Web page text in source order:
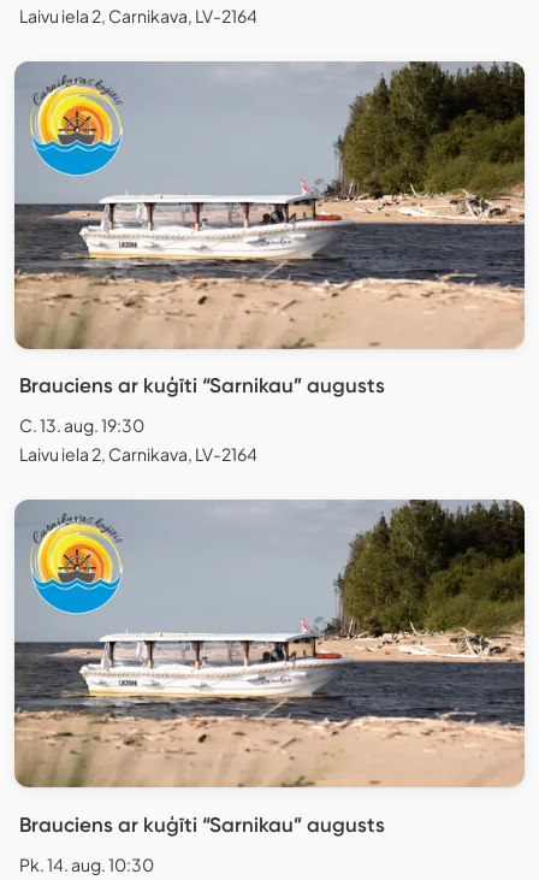
Laivu iela 2, Carnikava, LV-2164
Brauciens ar kuģīti “Sarnikau” augusts
C. 13. aug. 19:30
Laivu iela 2, Carnikava, LV-2164
Brauciens ar kuģīti “Sarnikau” augusts
Pk. 14. aug. 10:30